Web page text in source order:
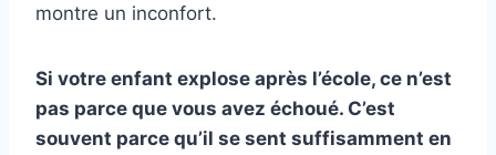
montre un inconfort.
Si votre enfant explose après l’école, ce n’est
pas parce que vous avez échoué. C’est
souvent parce qu’il se sent suffisamment en